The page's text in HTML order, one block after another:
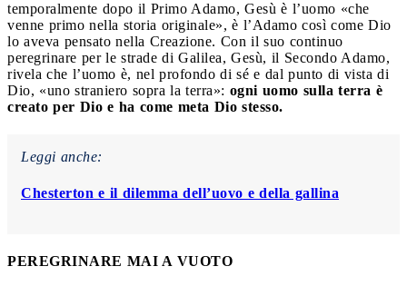
temporalmente dopo il Primo Adamo, Gesù è l’uomo «che
venne primo nella storia originale», è l’Adamo così come Dio
lo aveva pensato nella Creazione. Con il suo continuo
peregrinare per le strade di Galilea, Gesù, il Secondo Adamo,
rivela che l’uomo è, nel profondo di sé e dal punto di vista di
Dio, «uno straniero sopra la terra»: ogni uomo sulla terra è
creato per Dio e ha come meta Dio stesso.
Leggi anche:
Chesterton e il dilemma dell’uovo e della gallina
PEREGRINARE MAI A VUOTO